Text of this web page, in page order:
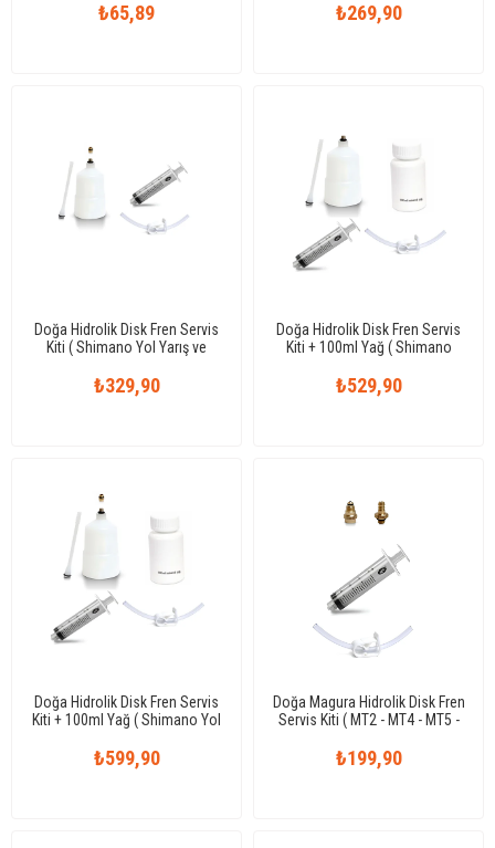
₺65,89 ₺269,90
Doğa Hidrolik Disk Fren Servis
Kiti ( Shimano Yol Yarış ve
₺329,90
Doğa Hidrolik Disk Fren Servis
Kiti + 100ml Yağ ( Shimano
₺529,90
Doğa Hidrolik Disk Fren Servis
Kiti + 100ml Yağ ( Shimano Yol
₺599,90
Doğa Magura Hidrolik Disk Fren
Servis Kiti ( MT2 - MT4 - MT5 -
₺199,90